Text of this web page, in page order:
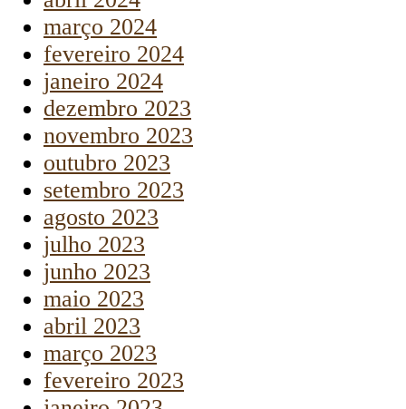
março 2024
fevereiro 2024
janeiro 2024
dezembro 2023
novembro 2023
outubro 2023
setembro 2023
agosto 2023
julho 2023
junho 2023
maio 2023
abril 2023
março 2023
fevereiro 2023